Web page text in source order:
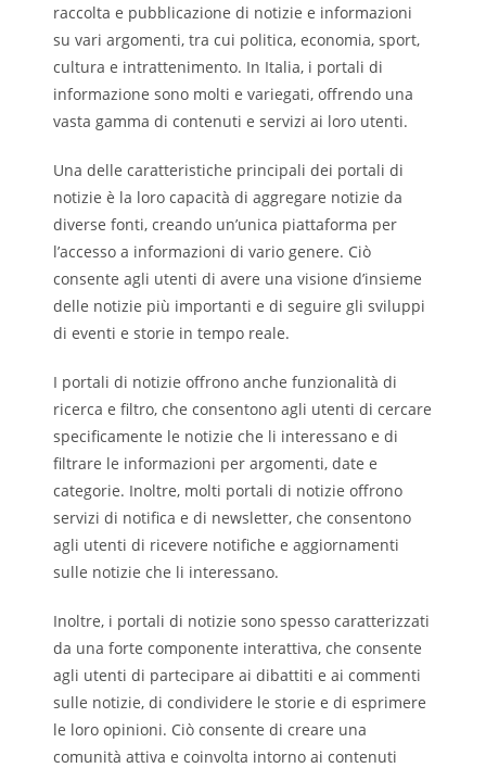
raccolta e pubblicazione di notizie e informazioni
su vari argomenti, tra cui politica, economia, sport,
cultura e intrattenimento. In Italia, i portali di
informazione sono molti e variegati, offrendo una
vasta gamma di contenuti e servizi ai loro utenti.
Una delle caratteristiche principali dei portali di
notizie è la loro capacità di aggregare notizie da
diverse fonti, creando un’unica piattaforma per
l’accesso a informazioni di vario genere. Ciò
consente agli utenti di avere una visione d’insieme
delle notizie più importanti e di seguire gli sviluppi
di eventi e storie in tempo reale.
I portali di notizie offrono anche funzionalità di
ricerca e filtro, che consentono agli utenti di cercare
specificamente le notizie che li interessano e di
filtrare le informazioni per argomenti, date e
categorie. Inoltre, molti portali di notizie offrono
servizi di notifica e di newsletter, che consentono
agli utenti di ricevere notifiche e aggiornamenti
sulle notizie che li interessano.
Inoltre, i portali di notizie sono spesso caratterizzati
da una forte componente interattiva, che consente
agli utenti di partecipare ai dibattiti e ai commenti
sulle notizie, di condividere le storie e di esprimere
le loro opinioni. Ciò consente di creare una
comunità attiva e coinvolta intorno ai contenuti